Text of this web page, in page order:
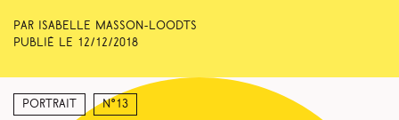
Par Isabelle Masson-Loodts
Publié le 12/12/2018
Portrait N°13